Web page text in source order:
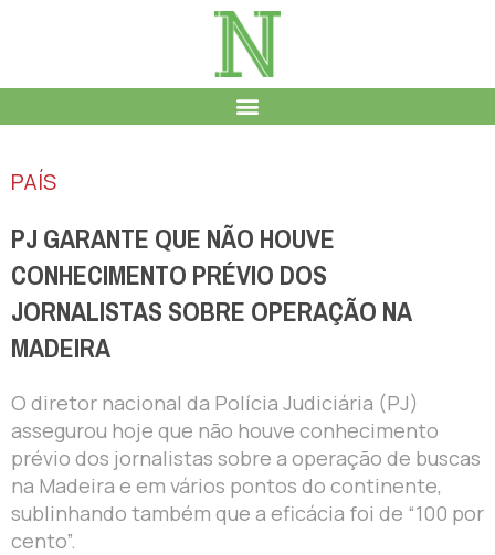
PAÍS
PJ GARANTE QUE NÃO HOUVE
CONHECIMENTO PRÉVIO DOS
JORNALISTAS SOBRE OPERAÇÃO NA
MADEIRA
O diretor nacional da Polícia Judiciária (PJ)
assegurou hoje que não houve conhecimento
prévio dos jornalistas sobre a operação de buscas
na Madeira e em vários pontos do continente,
sublinhando também que a eficácia foi de “100 por
cento”.